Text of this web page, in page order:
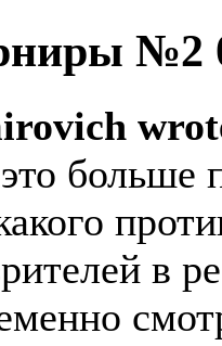
№2
больше
в